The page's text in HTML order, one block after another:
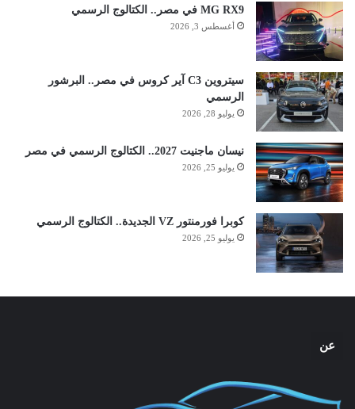
MG RX9 في مصر.. الكتالوج الرسمي
أغسطس 3, 2026
سيتروين C3 آير كروس في مصر.. البرشور
الرسمي
يوليو 28, 2026
نيسان ماجنيت 2027.. الكتالوج الرسمي في مصر
يوليو 25, 2026
كوبرا فورمنتور VZ الجديدة.. الكتالوج الرسمي
يوليو 25, 2026
عن